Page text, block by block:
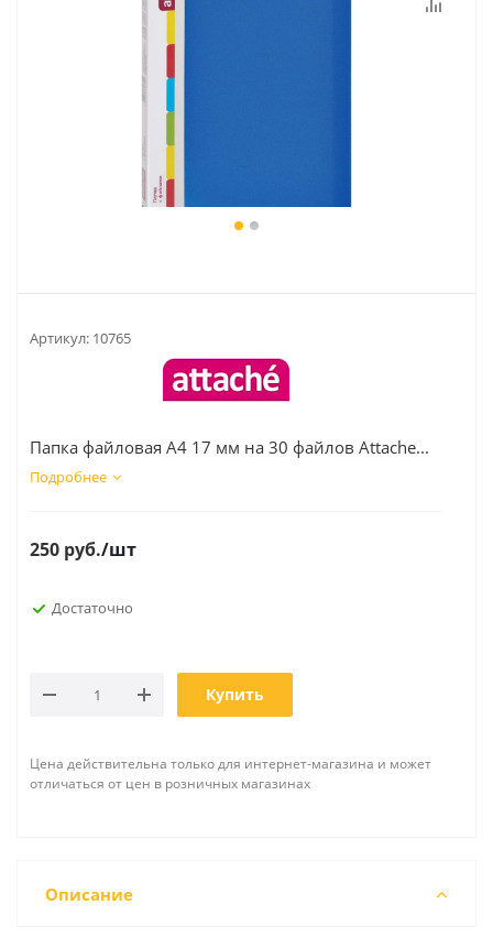
Артикул: 10765
Папка файловая А4 17 мм на 30 файлов Attache...
Подробнее
250 руб./шт
Достаточно
Купить
Цена действительна только для интернет-магазина и может
отличаться от цен в розничных магазинах
Описание